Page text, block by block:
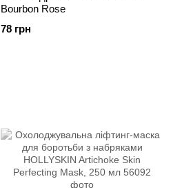
Bourbon Rose
78 грн